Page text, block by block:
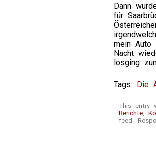
Dann
für
mein Auto
Nacht
losging
Tags: Die
This entry
Berichte,
feed.